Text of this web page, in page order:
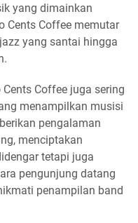
yang dimainkan
Cents Coffee memutar
yang santai hingga
Coffee juga sering
menampilkan musisi
pengalaman
menciptakan
tetapi juga
pengunjung datang
penampilan band